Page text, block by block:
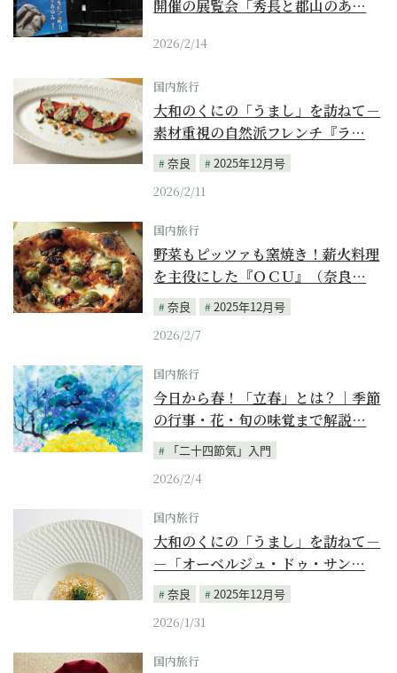
開催の展覧会「秀長と郡山のあ…
2026/2/14
国内旅行
大和のくにの「うまし」を訪ねて－
素材重視の自然派フレンチ『ラ…
奈良
2025年12月号
2026/2/11
国内旅行
野菜もピッツァも窯焼き！薪火料理
を主役にした『ＯＣＵ』（奈良…
奈良
2025年12月号
2026/2/7
国内旅行
今日から春！「立春」とは？｜季節
の行事・花・旬の味覚まで解説…
「二十四節気」入門
2026/2/4
国内旅行
大和のくにの「うまし」を訪ねて－
－「オーベルジュ・ドゥ・サン…
奈良
2025年12月号
2026/1/31
国内旅行